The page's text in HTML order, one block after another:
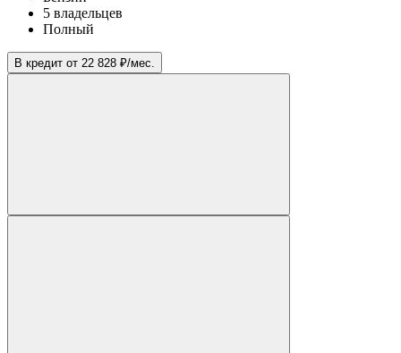
5 владельцев
Полный
В кредит от 22 828 ₽/мес.